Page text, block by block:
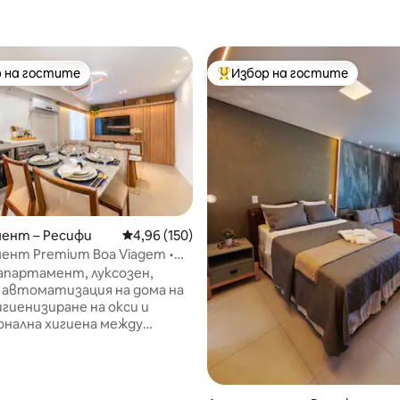
5, 111 отзива
избор на гостите
на гостите
– Ресифи Средна оценка: 4,96 от 5, 150 отзива
4,96 (150)
Premium Boa Viagem •
до летищетолуксозен,
на дома на
на окси и
хигиена между
Най-популярен избор на
Избор на гостите